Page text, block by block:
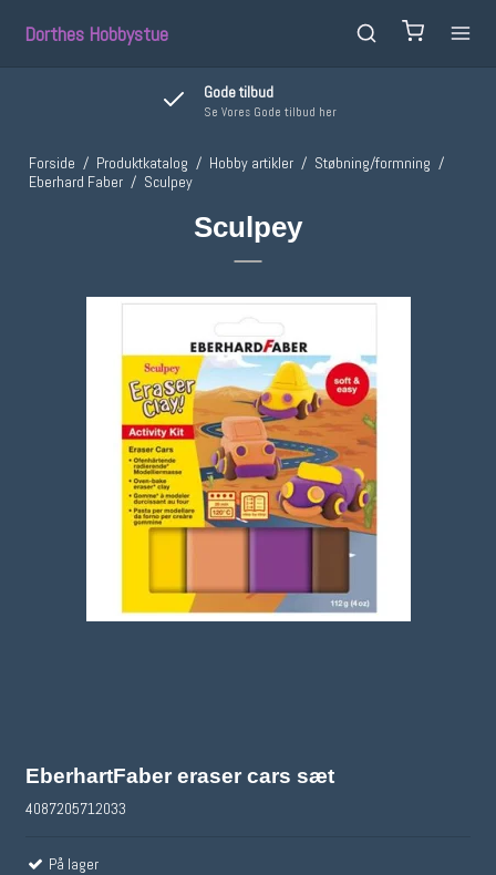
Dorthes Hobbystue
Gode tilbud
Se Vores Gode tilbud her
Forside / Produktkatalog / Hobby artikler / Støbning/formning /
Eberhard Faber / Sculpey
Sculpey
EberhartFaber eraser cars sæt
4087205712033
På lager